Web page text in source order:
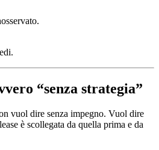
“senza strategia”
vuol dire senza impegno. Vuol dire
è scollegata da quella prima e da